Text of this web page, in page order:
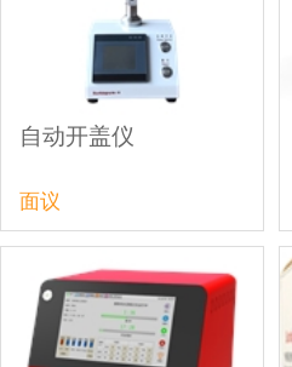
自动开盖仪
面议